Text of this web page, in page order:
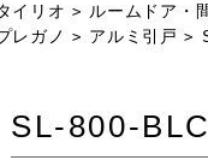
イリオ ルームドア・
レガノ アルミ引戸
SL-800-BLC